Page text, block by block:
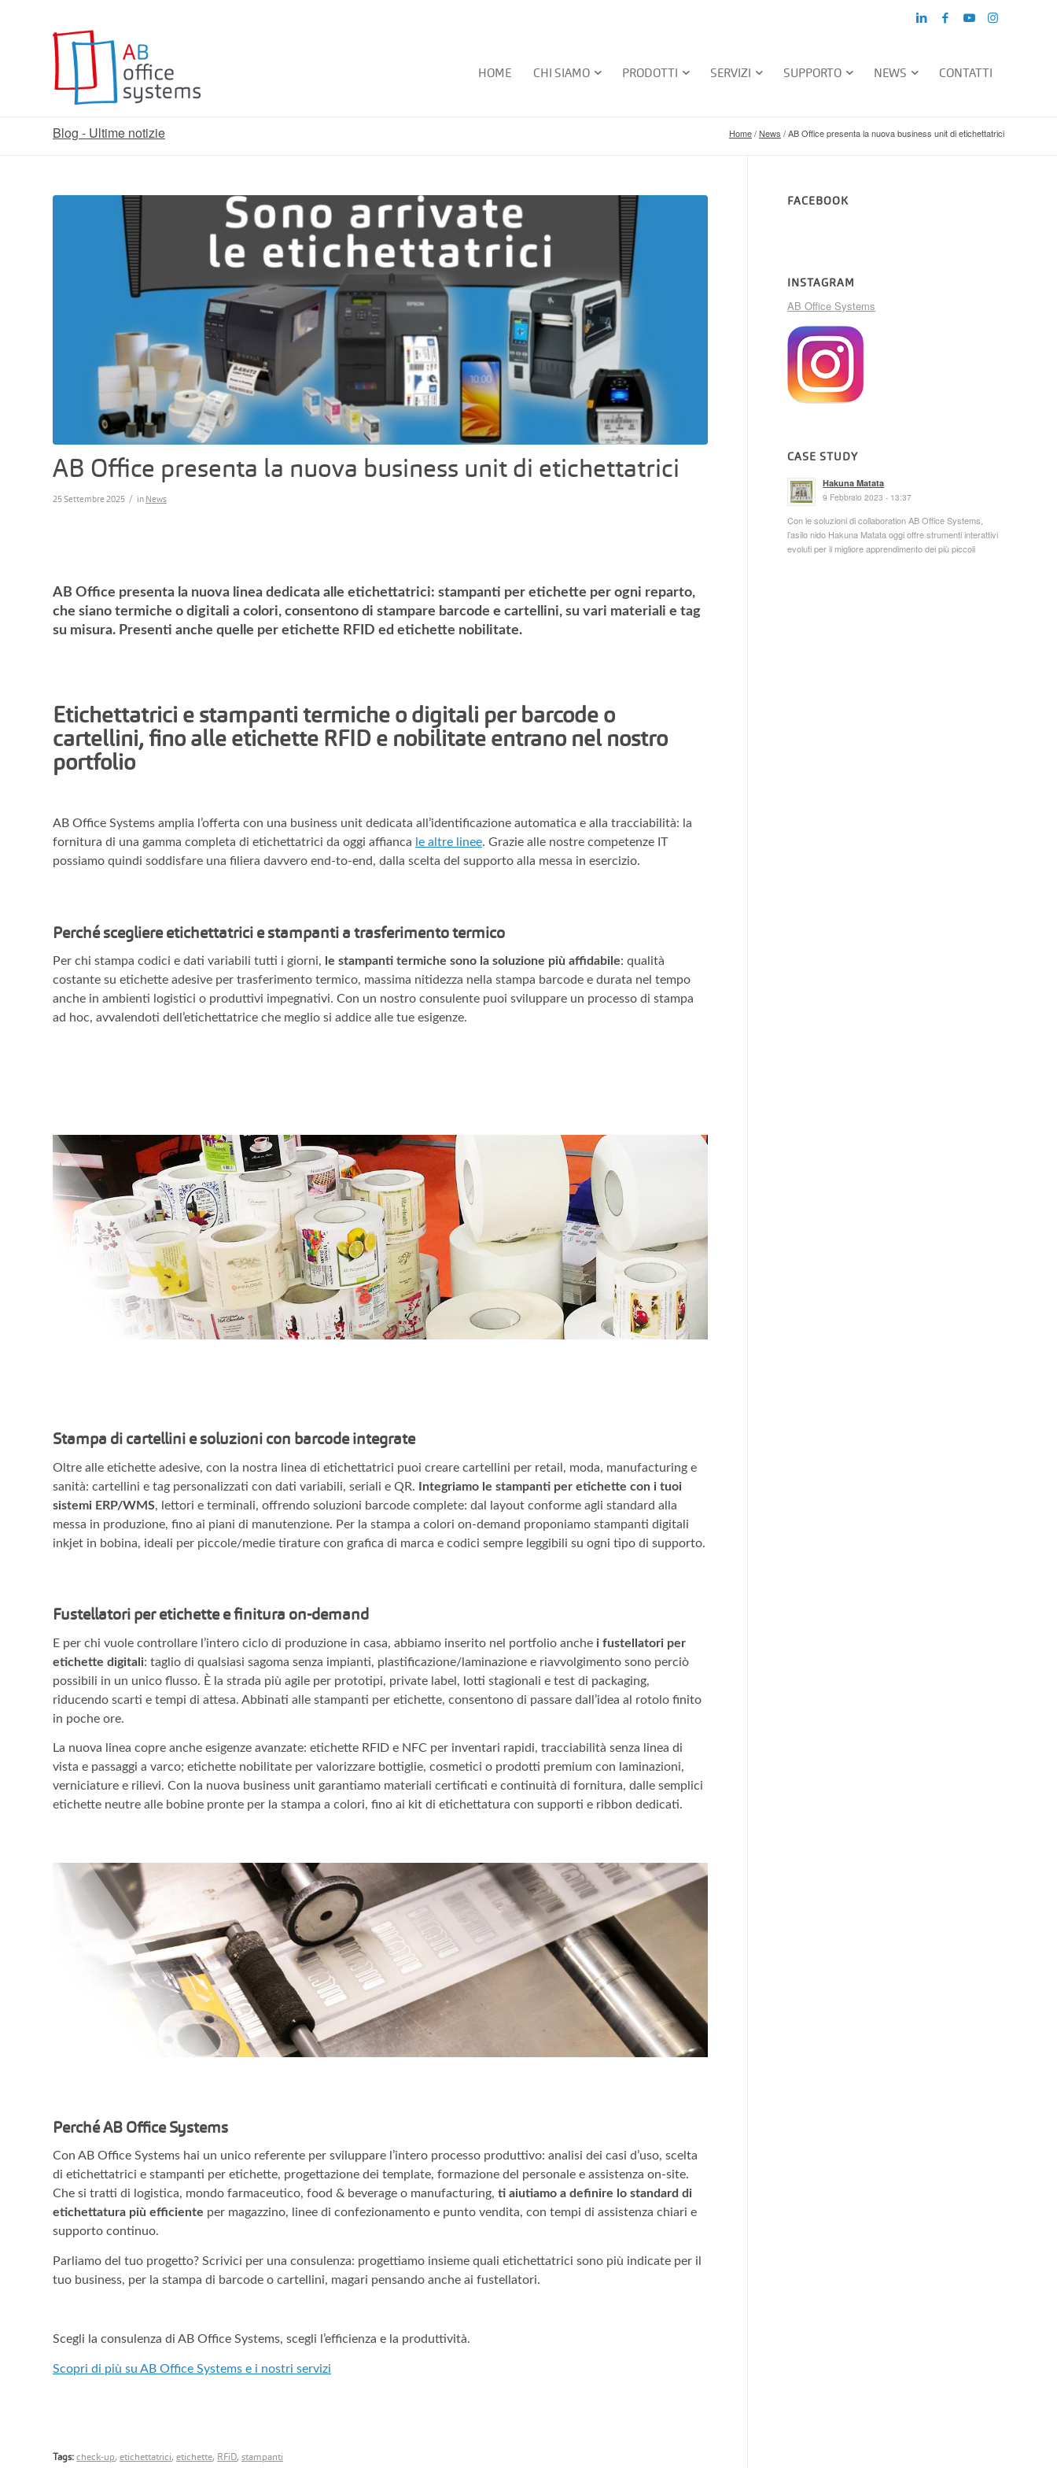
HOME CHI SIAMO PRODOTTI SERVIZI SUPPORTO NEWS CONTATTI
Blog - Ultime notizie Home/News /AB Office presenta la nuova business unit di etichettatrici
AB Office presenta la nuova business unit di etichettatrici
25 Settembre 2025 / in News
AB Office presenta la nuova linea dedicata alle etichettatrici: stampanti per etichette per ogni reparto,
che siano termiche o digitali a colori, consentono di stampare barcode e cartellini, su vari materiali e tag
su misura. Presenti anche quelle per etichette RFID ed etichette nobilitate.
Etichettatrici e stampanti termiche o digitali per barcode o
cartellini, fino alle etichette RFID e nobilitate entrano nel nostro
portfolio
AB Office Systems amplia l’offerta con una business unit dedicata all’identificazione automatica e alla tracciabilità: la
fornitura di una gamma completa di etichettatrici da oggi affianca le altre linee. Grazie alle nostre competenze IT
possiamo quindi soddisfare una filiera davvero end-to-end, dalla scelta del supporto alla messa in esercizio.
Perché scegliere etichettatrici e stampanti a trasferimento termico
Per chi stampa codici e dati variabili tutti i giorni, le stampanti termiche sono la soluzione più affidabile: qualità
costante su etichette adesive per trasferimento termico, massima nitidezza nella stampa barcode e durata nel tempo
anche in ambienti logistici o produttivi impegnativi. Con un nostro consulente puoi sviluppare un processo di stampa
ad hoc, avvalendoti dell’etichettatrice che meglio si addice alle tue esigenze.
Stampa di cartellini e soluzioni con barcode integrate
Oltre alle etichette adesive, con la nostra linea di etichettatrici puoi creare cartellini per retail, moda, manufacturing e
sanità: cartellini e tag personalizzati con dati variabili, seriali e QR.
Integriamo le stampanti per etichette con i tuoi
sistemi ERP/WMS, lettori e terminali, offrendo soluzioni barcode complete: dal layout conforme agli standard alla
messa in produzione, fino ai piani di manutenzione. Per la stampa a colori on-demand proponiamo stampanti digitali
inkjet in bobina, ideali per piccole/medie tirature con grafica di marca e codici sempre leggibili su ogni tipo di supporto.
Fustellatori per etichette e finitura on-demand
E per chi vuole controllare l’intero ciclo di produzione in casa, abbiamo inserito nel portfolio anche i fustellatori per
etichette digitali: taglio di qualsiasi sagoma senza impianti, plastificazione/laminazione e riavvolgimento sono perciò
possibili in un unico flusso. È la strada più agile per prototipi, private label, lotti stagionali e test di packaging,
riducendo scarti e tempi di attesa. Abbinati alle stampanti per etichette, consentono di passare dall’idea al rotolo finito
in poche ore.
La nuova linea copre anche esigenze avanzate: etichette RFID e NFC per inventari rapidi, tracciabilità senza linea di
vista e passaggi a varco; etichette nobilitate per valorizzare bottiglie, cosmetici o prodotti premium con laminazioni,
verniciature e rilievi. Con la nuova business unit garantiamo materiali certificati e continuità di fornitura, dalle semplici
etichette neutre alle bobine pronte per la stampa a colori, fino ai kit di etichettatura con supporti e ribbon dedicati.
Perché AB Office Systems
Con AB Office Systems hai un unico referente per sviluppare l’intero processo produttivo: analisi dei casi d’uso, scelta
di etichettatrici e stampanti per etichette, progettazione dei template, formazione del personale e assistenza on-site.
Che si tratti di logistica, mondo farmaceutico, food & beverage o manufacturing, ti aiutiamo a definire lo standard di
etichettatura più efficiente per magazzino, linee di confezionamento e punto vendita, con tempi di assistenza chiari e
supporto continuo.
Parliamo del tuo progetto? Scrivici per una consulenza: progettiamo insieme quali etichettatrici sono più indicate per il
tuo business, per la stampa di barcode o cartellini, magari pensando anche ai fustellatori.
Scegli la consulenza di AB Office Systems, scegli l’efficienza e la produttività.
Scopri di più su AB Office Systems e i nostri servizi
Tags: check-up, etichettatrici, etichette, RFiD, stampanti
FACEBOOK
INSTAGRAM
AB Office Systems
CASE STUDY
Hakuna Matata
9 Febbraio 2023 - 13:37
Con le soluzioni di collaboration AB Office Systems,
l’asilo nido Hakuna Matata oggi offre strumenti interattivi
evoluti per il migliore apprendimento dei più piccoli